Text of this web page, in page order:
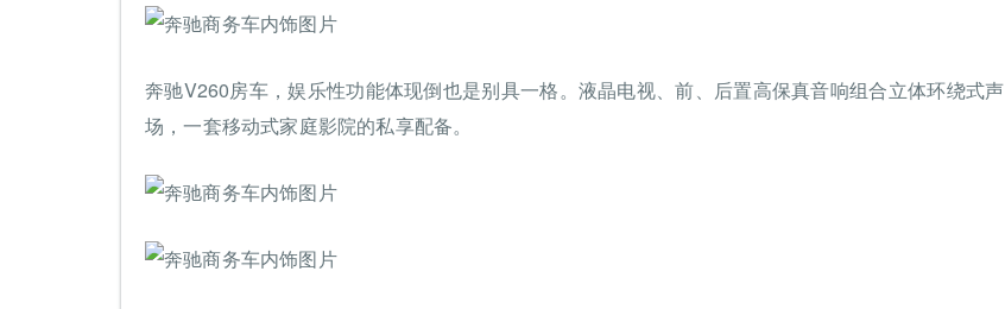
奔驰V260房车，娱乐性功能体现倒也是别具一格。液晶电视、前、后置高保真音响组合立体环绕式声
场，一套移动式家庭影院的私享配备。